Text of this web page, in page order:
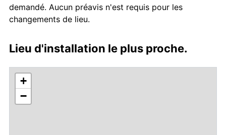
demandé. Aucun préavis n'est requis pour les
changements de lieu.
Lieu d'installation le plus proche.
+
−